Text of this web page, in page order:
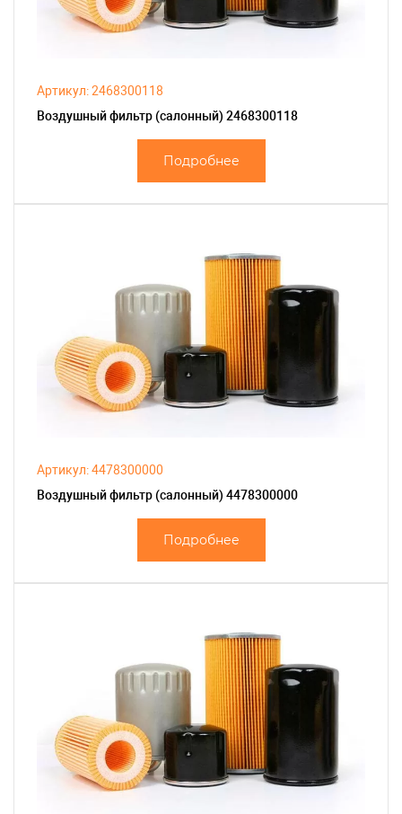
Артикул: 2468300118
Воздушный фильтр (салонный) 2468300118
Подробнее
Артикул: 4478300000
Воздушный фильтр (салонный) 4478300000
Подробнее